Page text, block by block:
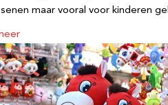
maar vooral voor kinderen